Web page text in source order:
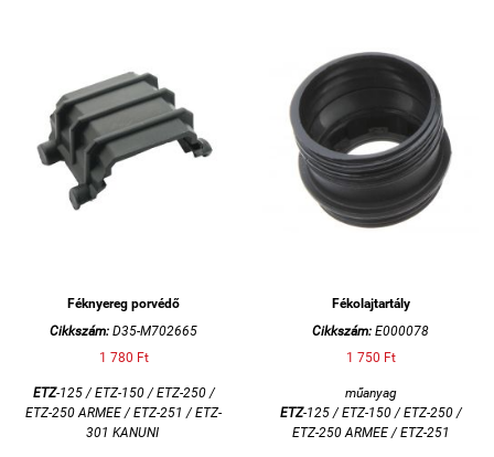
Féknyereg porvédő
Cikkszám: D35-M702665
1 780 Ft
ETZ-125 / ETZ-150 / ETZ-250 /
ETZ-250 ARMEE / ETZ-251 / ETZ-
301 KANUNI
Fékolajtartály
Cikkszám: E000078
1 750 Ft
műanyag
ETZ-125 / ETZ-150 / ETZ-250 /
ETZ-250 ARMEE / ETZ-251